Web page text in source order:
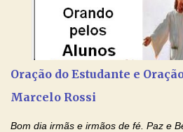
Devoção e Fé Clique para acessar:
Rossi Site Padre Marcelo Rossi (para
Tocai, Cura! E Restaura! "Jesus, no
agora que as águas do meu batismo
gerações, através de todas as raízes
genealógica. Que o Sangue de Jesus,
Oração do Estudante e
Marcelo Rossi
Bom dia irmãs e irmãos de fé. Paz e